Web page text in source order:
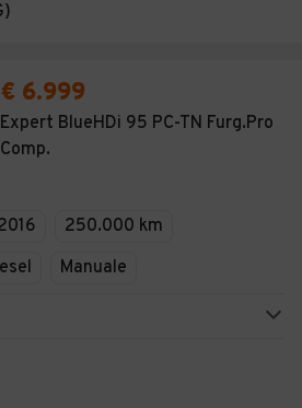
€ 6.999
Expert BlueHDi 95 PC-TN Furg.Pro
Comp.
250.000 km
Manuale